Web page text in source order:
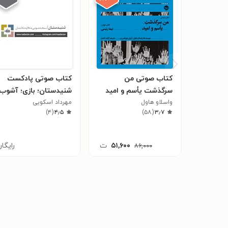
کتاب صوتی من
سرگذشت یأسم و امید
واسلاو هاول
۳٫۷(۵۸)
۸۶,۰۰۰ ۵۱,۶۰۰ ت
کتاب صوتی پادکست
شنیدستان؛ بازی؛
تاس
مهرداد اسکویی
۴٫۵(۴)